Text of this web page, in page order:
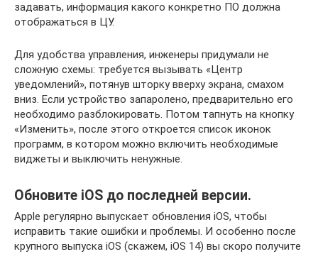
задавать, информация какого конкретно ПО должна
отображаться в ЦУ.
Для удобства управления, инженеры придумали не
сложную схемы: требуется вызывать «Центр
уведомлений», потянув шторку вверху экрана, смахом
вниз. Если устройство запаролено, предварительно его
необходимо разблокировать. Потом тапнуть на кнопку
«Изменить», после этого откроется список иконок
программ, в котором можно включить необходимые
виджеты и выключить ненужные.
Обновите iOS до последней версии.
Apple регулярно выпускает обновления iOS, чтобы
исправить такие ошибки и проблемы. И особенно после
крупного выпуска iOS (скажем, iOS 14) вы скоро получите